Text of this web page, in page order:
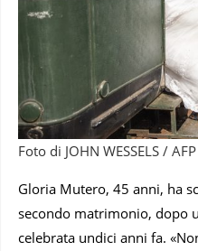
Foto di JOHN WESSELS / AFP
Gloria Mutero, 45 anni, ha
secondo matrimonio, dopo
celebrata undici anni fa.